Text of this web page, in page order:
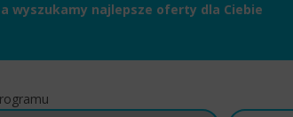
wyszukamy najlepsze oferty dla Ciebie